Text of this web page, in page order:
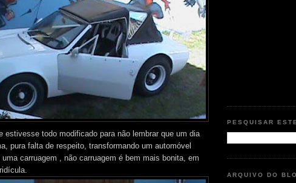
estivesse todo modificado para não lembrar que um dia
pura falta de respeito, transformando um automóvel
carruagem , não carruagem é bem mais bonita, em
PESQUISAR
ARQUIVO DO